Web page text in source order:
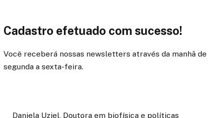
Cadastro efetuado com sucesso!
Você receberá nossas newsletters através da manhã de
segunda a sexta-feira.
Daniela Uziel, Doutora em biofísica e políticas